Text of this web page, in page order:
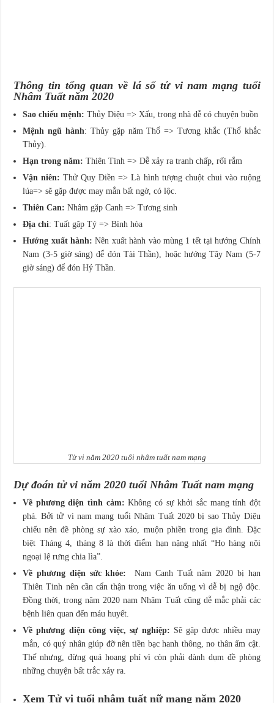
Thông tin tổng quan về lá số tử vi nam mạng tuổi
Nhâm Tuất năm 2020
Sao chiếu mệnh:Thủy Diệu => Xấu, trong nhà dễ có chuyện buồn
Mệnh ngũ hành: Thủy gặp năm Thổ => Tương khắc (Thổ khắc
Thủy).
Hạn trong năm: Thiên Tinh => Dễ xảy ra tranh chấp, rối rắm
Vận niên: Thử Quy Điền => Là hình tượng chuột chui vào ruộng
lúa=> sẽ gặp được may mắn bất ngờ, có lộc.
Thiên Can: Nhâm gặp Canh => Tương sinh
Địa chi: Tuất gặp Tý => Bình hòa
Hướng xuất hành: Nên xuất hành vào mùng 1 tết tại hướng Chính
Nam (3-5 giờ sáng) để đón Tài Thần), hoặc hướng Tây Nam (5-7
giờ sáng) để đón Hỷ Thần.
Tử vi năm 2020 tuổi nhâm tuất nam mạng
Dự đoán tử vi năm 2020 tuổi Nhâm Tuất nam mạng
Về phương diện tình cảm: Không có sự khởi sắc mang tính đột
phá. Bởi tử vi nam mạng tuổi Nhâm Tuất 2020 bị sao Thủy Diệu
chiếu nên đề phòng sự xào xáo, muộn phiền trong gia đình. Đặc
biệt Tháng 4, tháng 8 là thời điểm hạn nặng nhất “Họ hàng nội
ngoại lệ rưng chia lìa”.
Về phương diện sức khỏe: Nam Canh Tuất năm 2020 bị hạn
Thiên Tinh nên cần cẩn thận trong việc ăn uống vì dễ bị ngộ độc.
Đồng thời, trong năm 2020 nam Nhâm Tuất cũng dễ mắc phải các
bệnh liên quan đến máu huyết.
Về phương diện công việc, sự nghiệp: Sẽ gặp được nhiều may
mắn, có quý nhân giúp đỡ nên tiền bạc hanh thông, no thân ấm cật.
Thế nhưng, đừng quá hoang phí vì còn phải dành dụm đề phòng
những chuyện bất trắc xảy ra.
Xem Tử vi tuổi nhâm tuất nữ mạng năm 2020